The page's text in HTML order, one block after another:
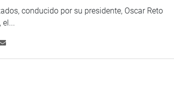
conducido por su presidente, Oscar Reto
el...